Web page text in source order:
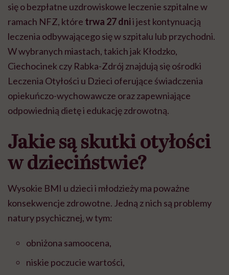
się o bezpłatne uzdrowiskowe leczenie szpitalne w
ramach NFZ, które trwa 27 dnii jest kontynuacją
leczenia odbywającego się w szpitalu lub przychodni.
W wybranych miastach, takich jak Kłodzko,
Ciechocinek czy Rabka-Zdrój znajdują się ośrodki
Leczenia Otyłości u Dzieci oferujące świadczenia
opiekuńczo-wychowawcze oraz zapewniające
odpowiednią dietę i edukację zdrowotną.
Jakie są skutki otyłości
w dzieciństwie?
Wysokie BMI u dzieci i młodzieży ma poważne
konsekwencje zdrowotne. Jedną z nich są problemy
natury psychicznej, w tym:
obniżona samoocena,
niskie poczucie wartości,